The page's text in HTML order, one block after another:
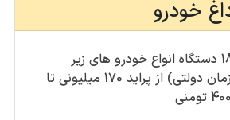
خودرو
مزایده 18 دستگاه انواع خودرو های زیر
قیمت (سازمان دولتی) از پراید 170 میلیونی تا